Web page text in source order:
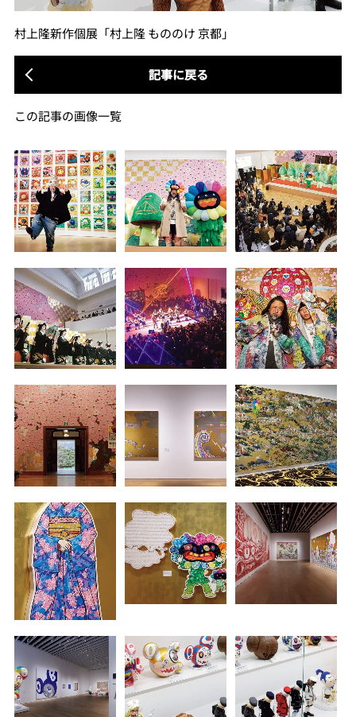
村上隆新作個展「村上隆 もののけ 京都」
記事に戻る
この記事の画像一覧